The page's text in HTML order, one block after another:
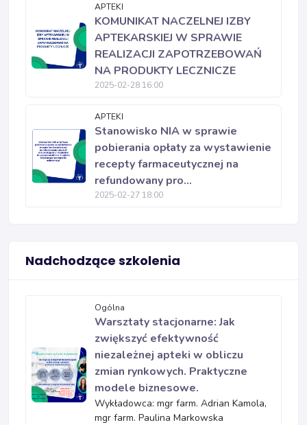
APTEKI
KOMUNIKAT NACZELNEJ IZBY
APTEKARSKIEJ W SPRAWIE
REALIZACJI ZAPOTRZEBOWAŃ
NA PRODUKTY LECZNICZE
2025-02-28 16:00
APTEKI
Stanowisko NIA w sprawie
pobierania opłaty za wystawienie
recepty farmaceutycznej na
refundowany pro...
2025-02-27 18:00
Nadchodzące szkolenia
Ogólna
Warsztaty stacjonarne: Jak
zwiększyć efektywność
niezależnej apteki w obliczu
zmian rynkowych. Praktyczne
modele biznesowe.
Wykładowca: mgr farm. Adrian Kamola,
mgr farm. Paulina Markowska